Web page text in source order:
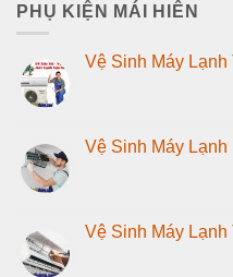
PHỤ KIỆN MÁI HIÊN
Vệ Sinh Máy
Vệ Sinh Máy Lạnh
Vệ Sinh Máy Lạnh